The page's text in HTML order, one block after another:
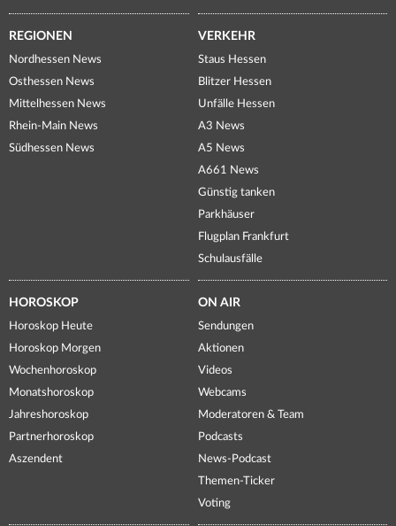
REGIONEN
Nordhessen News
Osthessen News
Mittelhessen News
Rhein-Main News
Südhessen News
VERKEHR
Staus Hessen
Blitzer Hessen
Unfälle Hessen
A3 News
A5 News
A661 News
Günstig tanken
Parkhäuser
Flugplan Frankfurt
Schulausfälle
HOROSKOP
Horoskop Heute
Horoskop Morgen
Wochenhoroskop
Monatshoroskop
Jahreshoroskop
Partnerhoroskop
Aszendent
ON AIR
Sendungen
Aktionen
Videos
Webcams
Moderatoren & Team
Podcasts
News-Podcast
Themen-Ticker
Voting